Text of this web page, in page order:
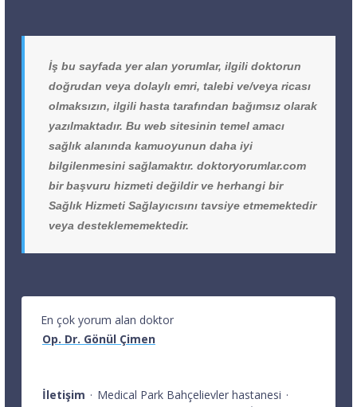
İş bu sayfada yer alan yorumlar, ilgili doktorun
doğrudan veya dolaylı emri, talebi ve/veya ricası
olmaksızın, ilgili hasta tarafından bağımsız olarak
yazılmaktadır. Bu web sitesinin temel amacı
sağlık alanında kamuoyunun daha iyi
bilgilenmesini sağlamaktır. doktoryorumlar.com
bir başvuru hizmeti değildir ve herhangi bir
Sağlık Hizmeti Sağlayıcısını tavsiye etmemektedir
veya desteklememektedir.
En çok yorum alan doktor
Op. Dr. Gönül Çimen
İletişim · Medical Park Bahçelievler hastanesi ·